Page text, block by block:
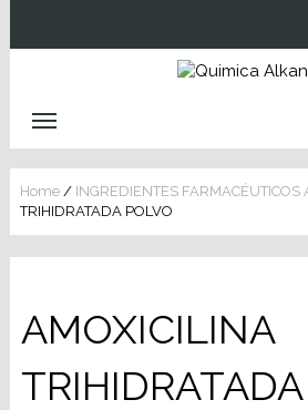
Home / INGREDIENTES FARMACÉUTICOS
TRIHIDRATADA POLVO
AMOXICILINA